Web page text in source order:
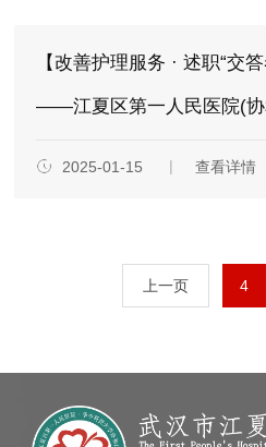
【改善护理服务 · 述职“交
——江夏区第一人民医院(协和江南医院)护理部召开2024年
2025-01-15 查看详情
上一页 4